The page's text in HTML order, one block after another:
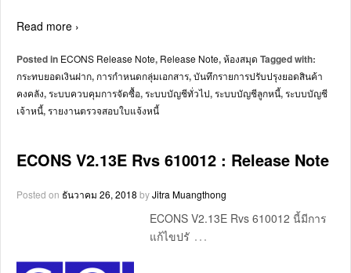
Read more ›
Posted in ECONS Release Note, Release Note,ห้องสมุด Tagged with:
กระทบยอดเงินฝาก, การกำหนดกลุ่มเอกสาร,บันทึกรายการปรับปรุงยอดสินค้า
คงคลัง,ระบบควบคุมการจัดซื้อ,ระบบบัญชีทั่วไป,ระบบบัญชีลูกหนี้,ระบบบัญชี
เจ้าหนี้,รายงานตรวจสอบใบแจ้งหนี้
ECONS V2.13E Rvs 610012 : Release Note
Posted on ธันวาคม 26, 2018 byJitra Muangthong
ECONS V2.13E Rvs 610012 นี้มีการ
แก้ไขปรั …